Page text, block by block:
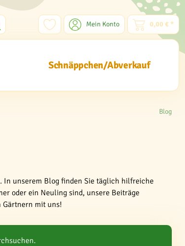
Mein Konto 0,00 € *
Schnäppchen/Abverkauf
Blog
In unserem Blog finden Sie täglich hilfreiche
oder ein Neuling sind, unsere Beiträge
Gärtnern mit uns!